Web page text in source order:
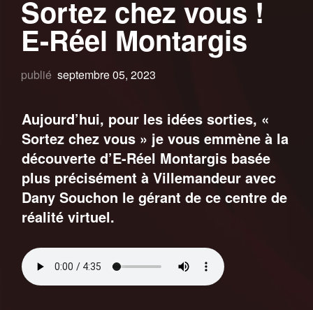
Sortez chez vous !
E-Réel Montargis
publié septembre 05, 2023
Aujourd’hui, pour les idées sorties, «
Sortez chez vous » je vous emmène à la
découverte d’E-Réel Montargis basée
plus précisément à Villemandeur avec
Dany Souchon le gérant de ce centre de
réalité virtuel.